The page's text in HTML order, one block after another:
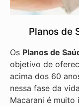
Planos de
Os Planos de
objetivo de
acima dos 60
nessa fase da
Macarani é